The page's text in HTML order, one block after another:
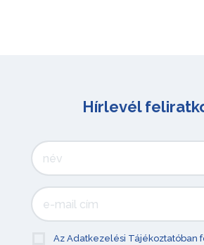
Hírlevél
Az Adatkezelési Tájékoztatóban